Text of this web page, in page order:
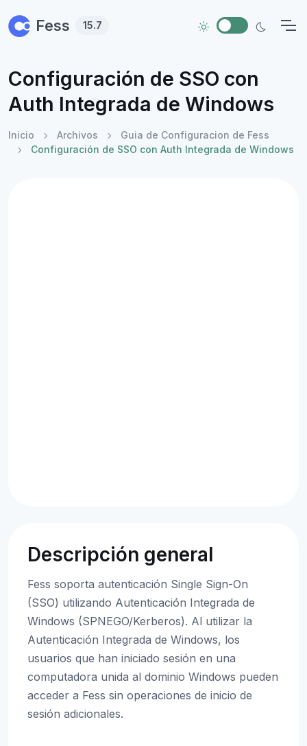
Fess 15.7
Configuración de SSO con
Auth Integrada de Windows
Inicio Archivos
Guia de Configuracion de Fess
Configuración de SSO con Auth Integrada de Windows
Descripción general
Fess soporta autenticación Single Sign-On
(SSO) utilizando Autenticación Integrada de
Windows (SPNEGO/Kerberos). Al utilizar la
Autenticación Integrada de Windows, los
usuarios que han iniciado sesión en una
computadora unida al dominio Windows pueden
acceder a Fess sin operaciones de inicio de
sesión adicionales.